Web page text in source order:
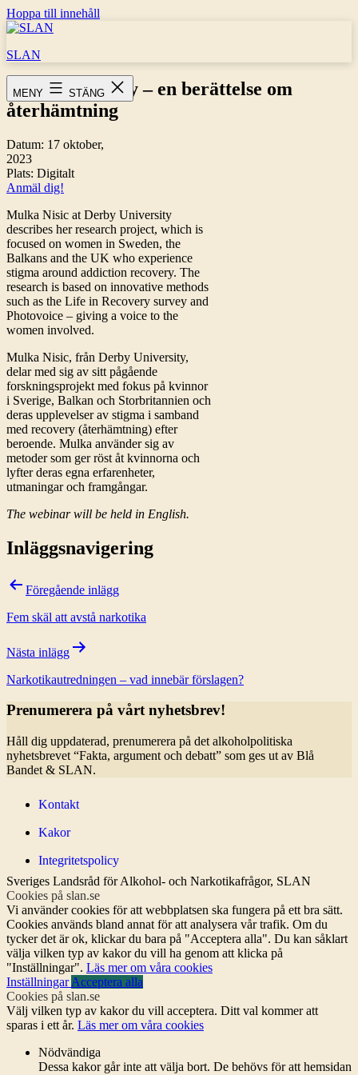
Hoppa till innehåll
SLAN
MENY STÄNG
Life in recovery – en berättelse om
återhämtning
Datum: 17 oktober,
2023
Plats: Digitalt
Anmäl dig!
Mulka Nisic at Derby University
describes her research project, which is
focused on women in Sweden, the
Balkans and the UK who experience
stigma around addiction recovery. The
research is based on innovative methods
such as the Life in Recovery survey and
Photovoice – giving a voice to the
women involved.
Mulka Nisic, från Derby University,
delar med sig av sitt pågående
forskningsprojekt med fokus på kvinnor
i Sverige, Balkan och Storbritannien och
deras upplevelser av stigma i samband
med recovery (återhämtning) efter
beroende. Mulka använder sig av
metoder som ger röst åt kvinnorna och
lyfter deras egna erfarenheter,
utmaningar och framgångar.
The webinar will be held in English.
Inläggsnavigering
Föregående inlägg
Fem skäl att avstå narkotika
Nästa inlägg
Narkotikautredningen – vad innebär förslagen?
Prenumerera på vårt nyhetsbrev!
Håll dig uppdaterad, prenumerera på det alkoholpolitiska
nyhetsbrevet “Fakta, argument och debatt” som ges ut av Blå
Bandet & SLAN.
Sveriges Landsråd för Alkohol- och Narkotikafrågor, SLAN
Kontakt
Kakor
Integritetspolicy
Cookies på slan.se
Vi använder cookies för att webbplatsen ska fungera på ett bra sätt.
Cookies används bland annat för att analysera vår trafik. Om du
tycker det är ok, klickar du bara på "Acceptera alla". Du kan såklart
välja vilken typ av kakor du vill ha genom att klicka på
"Inställningar". Läs mer om våra cookies
InställningarAcceptera alla
Cookies på slan.se
Välj vilken typ av kakor du vill acceptera. Ditt val kommer att
sparas i ett år. Läs mer om våra cookies
Nödvändiga
Dessa kakor går inte att välja bort. De behövs för att hemsidan